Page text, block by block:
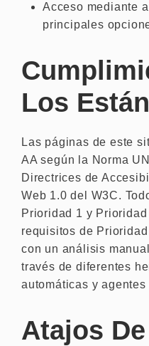
Acceso mediante
principales
Los
Las páginas de este
AA según la Norma
Directrices de
Web 1.0 del W3C.
Prioridad 1 y
requisitos de
con un análisis
través de diferentes
automáticas y
Atajos